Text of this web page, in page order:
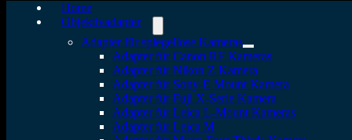
Home
Objektivadapter
Adapter für spiegellose Kameras
Adapter für Canon RF Kameras
Adapter für Nikon Z Kamera
Adapter für Sony-E Mount Kamera
Adapter für Fuji X-Serie Kamera
Adapter für Leica L-Mount Kameras
Adapter für Leica M